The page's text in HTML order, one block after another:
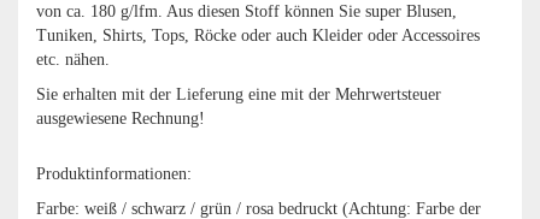
von ca. 180 g/lfm. Aus diesen Stoff können Sie super Blusen,
Tuniken, Shirts, Tops, Röcke oder auch Kleider oder Accessoires
etc. nähen.
Sie erhalten mit der Lieferung eine mit der Mehrwertsteuer
ausgewiesene Rechnung!
Produktinformationen:
Farbe: weiß / schwarz / grün / rosa bedruckt (Achtung: Farbe der